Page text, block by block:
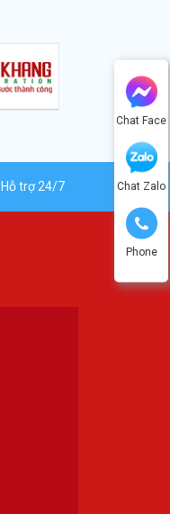
Chat Face
Chat Zalo
Phone
Hỗ trợ 24/7